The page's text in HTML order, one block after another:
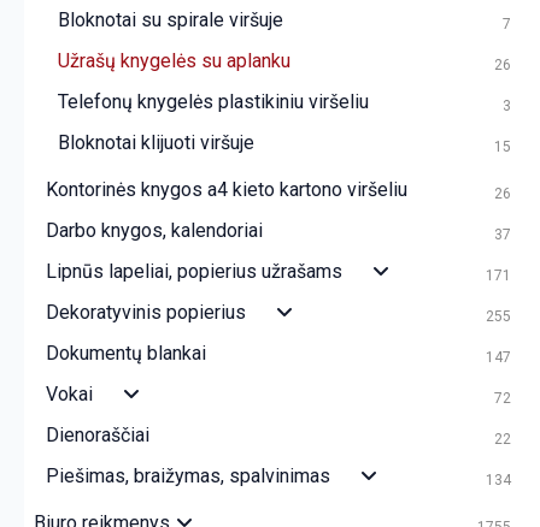
Bloknotai su spirale viršuje 7
Užrašų knygelės su aplanku 26
Telefonų knygelės plastikiniu viršeliu 3
Bloknotai klijuoti viršuje 15
Kontorinės knygos a4 kieto kartono viršeliu 26
Darbo knygos, kalendoriai 37
Lipnūs lapeliai, popierius užrašams 171
Dekoratyvinis popierius 255
Dokumentų blankai 147
Vokai 72
Dienoraščiai 22
Piešimas, braižymas, spalvinimas 134
Biuro reikmenys